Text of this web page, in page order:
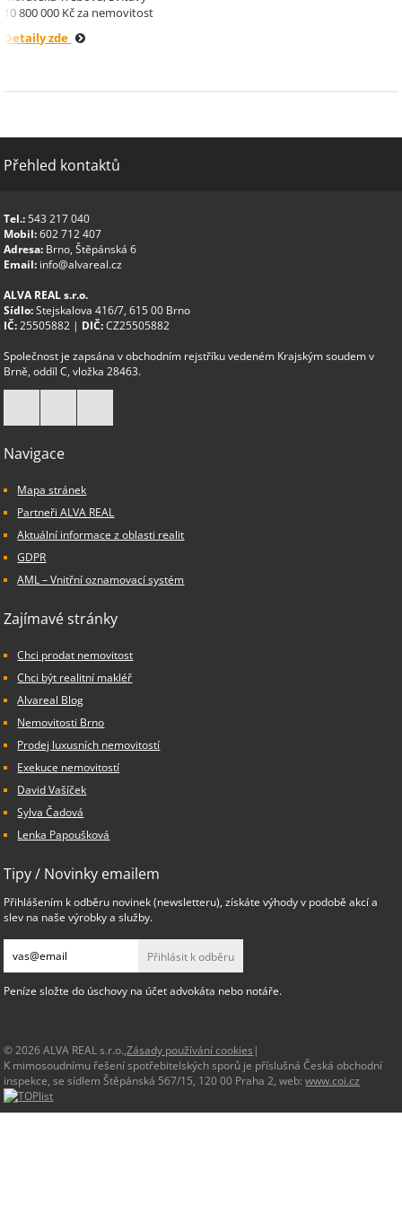
10 800 000 Kč za nemovitost
Detaily zde
Přehled kontaktů
Tel.:543 217 040
Mobil:602 712 407
Adresa: Brno, Štěpánská 6
Email: info@alvareal.cz
ALVA REAL s.r.o.
Sídlo:Stejskalova 416/7, 615 00 Brno
IČ:25505882 | DIČ:CZ25505882
Společnost je zapsána v obchodním rejstříku vedeném Krajským soudem v
Brně, oddíl C, vložka 28463.
Navigace
Mapa stránek
Partneři ALVA REAL
Aktuální informace z oblasti realit
GDPR
AML – Vnitřní oznamovací systém
Zajímavé stránky
Chci prodat nemovitost
Chci být realitní makléř
Alvareal Blog
Nemovitosti Brno
Prodej luxusních nemovitostí
Exekuce nemovitostí
David Vašíček
Sylva Čadová
Lenka Papoušková
Tipy / Novinky emailem
Přihlášením k odběru novinek (newsletteru), získáte výhody v podobě akcí a
slev na naše výrobky a služby.
Přihlásit k odběru
Peníze složte do úschovy na účet advokáta nebo notáře.
© 2026 ALVA REAL s.r.o.,Zásady používání cookies |
K mimosoudnímu řešení spotřebitelských sporů je příslušná Česká obchodní
inspekce, se sídlem Štěpánská 567/15, 120 00 Praha 2, web:www.coi.cz